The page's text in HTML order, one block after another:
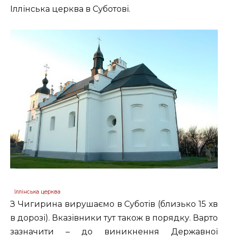
Іллінська церква в Суботові.
Іллінська церква
З Чигирина вирушаємо в Суботів (близько 15 хв
в дорозі). Вказівники тут також в порядку. Варто
зазначити – до виникнення Державної